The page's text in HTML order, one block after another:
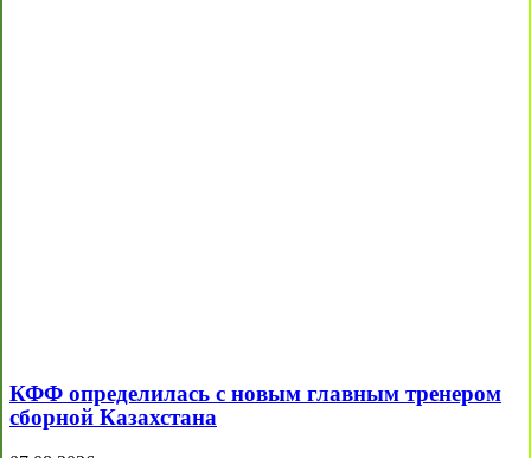
КФФ определилась с новым главным тренером
сборной Казахстана